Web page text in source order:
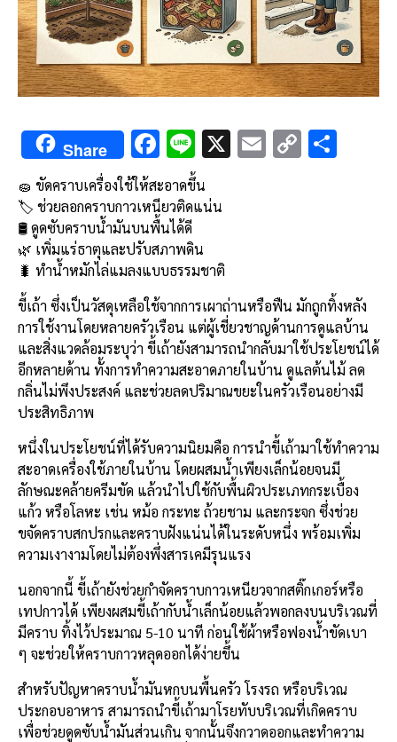
Share F
e
b
o
o
k
Li
n
e
X E C
🧽 ขัดคราบเครื่องใช้ให้สะอาดขึ้น
🏷️ ช่วยลอกคราบกาวเหนียวติดแน่น
🛢️ ดูดซับคราบน้ำมันบนพื้นได้ดี
🌿 เพิ่มแร่ธาตุและปรับสภาพดิน
🐛 ทำน้ำหมักไล่แมลงแบบธรรมชาติ
ขี้เถ้า ซึ่งเป็นวัสดุเหลือใช้จากการเผาถ่านหรือฟืน มักถูกทิ้งหลัง
การใช้งานโดยหลายครัวเรือน แต่ผู้เชี่ยวชาญด้านการดูแลบ้าน
และสิ่งแวดล้อมระบุว่า ขี้เถ้ายังสามารถนำกลับมาใช้ประโยชน์ได้
อีกหลายด้าน ทั้งการทำความสะอาดภายในบ้าน ดูแลต้นไม้ ลด
กลิ่นไม่พึงประสงค์ และช่วยลดปริมาณขยะในครัวเรือนอย่างมี
ประสิทธิภาพ
หนึ่งในประโยชน์ที่ได้รับความนิยมคือ การนำขี้เถ้ามาใช้ทำความ
สะอาดเครื่องใช้ภายในบ้าน โดยผสมน้ำเพียงเล็กน้อยจนมี
ลักษณะคล้ายครีมขัด แล้วนำไปใช้กับพื้นผิวประเภทกระเบื้อง
แก้ว หรือโลหะ เช่น หม้อ กระทะ ถ้วยชาม และกระจก ซึ่งช่วย
ขจัดคราบสกปรกและคราบฝังแน่นได้ในระดับหนึ่ง พร้อมเพิ่ม
ความเงางามโดยไม่ต้องพึ่งสารเคมีรุนแรง
นอกจากนี้ ขี้เถ้ายังช่วยกำจัดคราบกาวเหนียวจากสติ๊กเกอร์หรือ
เทปกาวได้ เพียงผสมขี้เถ้ากับน้ำเล็กน้อยแล้วพอกลงบนบริเวณที่
มีคราบ ทิ้งไว้ประมาณ 5-10 นาที ก่อนใช้ผ้าหรือฟองน้ำขัดเบา
ๆ จะช่วยให้คราบกาวหลุดออกได้ง่ายขึ้น
สำหรับปัญหาคราบน้ำมันหกบนพื้นครัว โรงรถ หรือบริเวณ
ประกอบอาหาร สามารถนำขี้เถ้ามาโรยทับบริเวณที่เกิดคราบ
เพื่อช่วยดูดซับน้ำมันส่วนเกิน จากนั้นจึงกวาดออกและทำความ